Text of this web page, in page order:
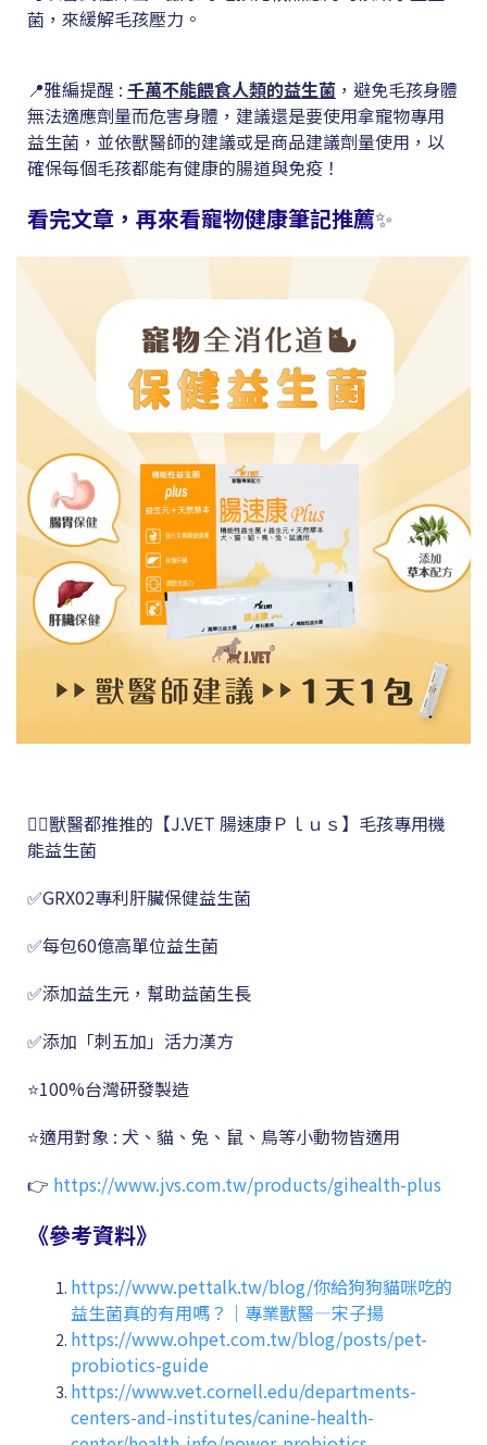
菌，來緩解毛孩壓力。
📍雅編提醒 : 千萬不能餵食人類的益生菌 ，避免毛孩身體
無法適應劑量而危害身體，建議還是要使用拿寵物專用
益生菌，並依獸醫師的建議或是商品建議劑量使用，以
確保每個毛孩都能有健康的腸道與免疫！
看完文章，再來看寵物健康筆記推薦✨
👨‍⚕️獸醫都推推的【J.VET 腸速康Ｐｌｕｓ】毛孩專用機
能益生菌
✅GRX02專利肝臟保健益生菌
✅每包60億高單位益生菌
✅添加益生元，幫助益菌生長
✅添加「刺五加」活力漢方
⭐100%台灣研發製造
⭐適用對象 : 犬、貓、兔、鼠、鳥等小動物皆適用
👉 https://www.jvs.com.tw/products/gihealth-plus
《參考資料》
https://www.pettalk.tw/blog/你給狗狗貓咪吃的
益生菌真的有用嗎？｜專業獸醫—宋子揚
https://www.ohpet.com.tw/blog/posts/pet-
probiotics-guide
https://www.vet.cornell.edu/departments-
centers-and-institutes/canine-health-